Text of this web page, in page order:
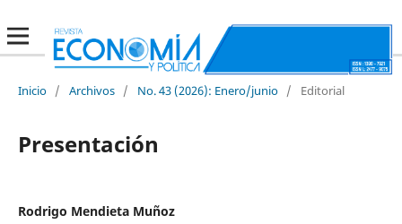
Inicio / Archivos / No. 43 (2026): Enero/junio / Editorial
Presentación
Rodrigo Mendieta Muñoz